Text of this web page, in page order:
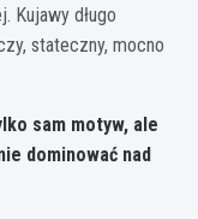
Kujawy długo
stateczny, mocno
sam motyw, ale
dominować nad